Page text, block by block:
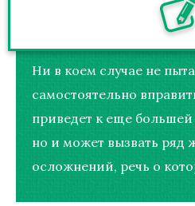
Ни в коем случае не
самостоятельно
приведет к еще
но и может вызвать
осложнений, речь о